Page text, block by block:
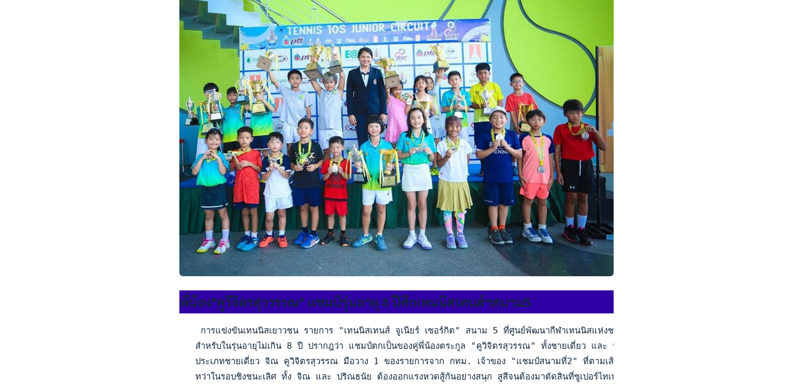
พี่น้อง"คูวิจิตรสุววรรณ" แชมป์รุ่นอายุ 8 ปีศึกเทนนิสเทนส์ฯสนาม5
การแข่งขันเทนนิสเยาวชน รายการ "เทนนิสเทนส์ จูเนียร์ เซอร์กิต" สนาม 5 ที่ศูนย์พัฒนากีฬาเทนนิสแห่งชาติ เมืองทองธานี วันที่ 11 มิถุนายน
   สำหรับในรุ่นอายุไม่เกิน 8 ปี ปรากฎว่า แชมป์ตกเป็นของคู่พี่น้องตระกูล "คูวิจิตรสุวรรณ" ทั้งชายเดี่ยว และ หญิงเดี่ยว
ประเภทชายเดี่ยว จิณ คูวิจิตรสุวรรณ มือวาง 1 ของรายการจาก กทม. เจ้าของ "แชมป์สนามที่2" ที่ตามเส้นทางในรอบ 8 คนสุดท้ายชนะ เขตต์ตะวัน
ทว่าในรอบชิงชนะเลิศ ทั้ง จิณ และ ปริณธนัย ต้องออกแรงหวดสู้กันอย่างสนุก สูสีจนต้องมาตัดสินที่ซูเปอร์ไทเบรก และเป็น จิณ ที่เล่นได้เหนียวแน่นกว่าเ